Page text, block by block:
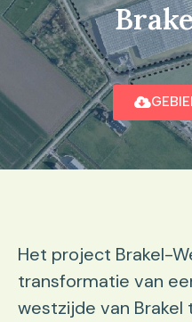
Het project Brakel-
transformatie van
westzijde van Brakel